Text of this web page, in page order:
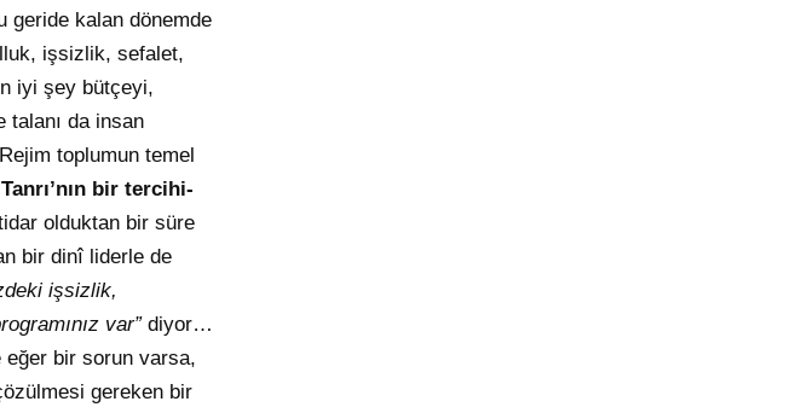
geride kalan dönemde
işsizlik, sefalet,
iyi şey bütçeyi,
da insan
toplumun temel
bir tercihi-
olduktan bir süre
bir dinî liderle de
işsizlik,
var” diyor…
bir sorun varsa,
gereken bir